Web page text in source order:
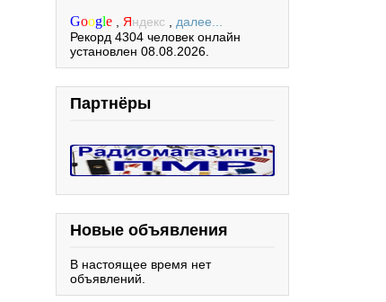
Google Яндекс
далее...
Рекорд 4304 человек онлайн
установлен 08.08.2026.
Партнёры
Новые объявления
В настоящее время нет
объявлений.